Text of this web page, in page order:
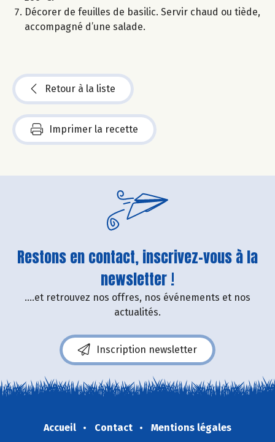
Décorer de feuilles de basilic. Servir chaud ou tiède,
accompagné d’une salade.
Retour à la liste
Imprimer la recette
Restons en contact, inscrivez-vous à la
newsletter !
....et retrouvez nos offres, nos événements et nos
actualités.
Inscription newsletter
Accueil Contact
Mentions légales